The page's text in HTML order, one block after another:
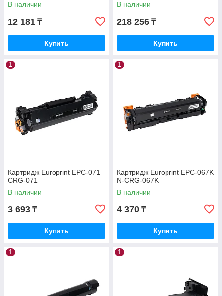
В наличии
12 181 ₸
Купить
В наличии
218 256 ₸
Купить
1
Картридж Europrint EPC-071
CRG-071
В наличии
3 693 ₸
Купить
1
Картридж Europrint EPC-067K
N-CRG-067K
В наличии
4 370 ₸
Купить
1 1